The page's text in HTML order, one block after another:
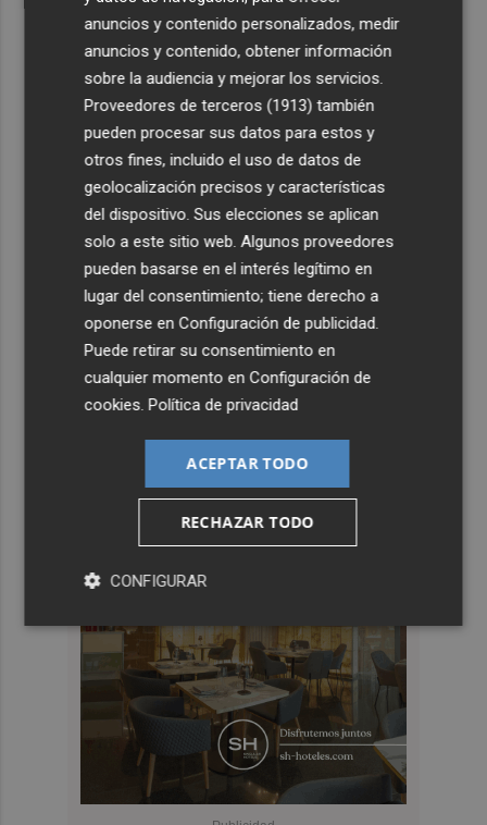
anuncios y contenido personalizados, medir
anuncios y contenido, obtener información
sobre la audiencia y mejorar los servicios.
Proveedores de terceros (1913) también
pueden procesar sus datos para estos y
otros fines, incluido el uso de datos de
geolocalización precisos y características
del dispositivo. Sus elecciones se aplican
solo a este sitio web. Algunos proveedores
pueden basarse en el interés legítimo en
lugar del consentimiento; tiene derecho a
oponerse enConfiguración de publicidad
Puede retirar su consentimiento en
cualquier momento enConfiguración de
cookies .Política de privacidad
ACEPTAR TODO
RECHAZAR TODO
CONFIGURAR